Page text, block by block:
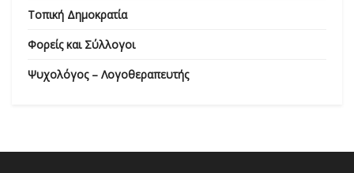
Τοπική Δημοκρατία
Φορείς και Σύλλογοι
Ψυχολόγος – Λογοθεραπευτής